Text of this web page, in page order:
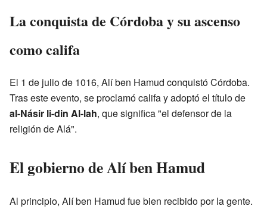
La conquista de Córdoba y su ascenso
como califa
El 1 de julio de 1016, Alí ben Hamud conquistó Córdoba.
Tras este evento, se proclamó califa y adoptó el título de
al-Násir li-din Al-lah, que significa "el defensor de la
religión de Alá".
El gobierno de Alí ben Hamud
Al principio, Alí ben Hamud fue bien recibido por la gente.